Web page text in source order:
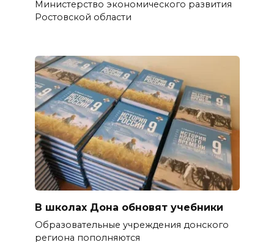
Министерство экономического развития
Ростовской области
В школах Дона обновят учебники
Образовательные учреждения донского
региона пополняются